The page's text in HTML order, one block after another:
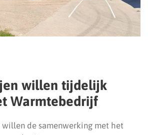
willen tijdelijk
Warmtebedrijf
de samenwerking met het